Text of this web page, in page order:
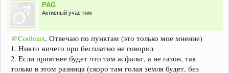
PAG
Активный участник
@Coolmax, Отвечаю по пунктам (это только мое мнение)
1. Никто ничего про бесплатно не говорил
2. Если приятнее будет что там асфальт, а не газон, так
только в этом разница (скоро там голая земля будет, без